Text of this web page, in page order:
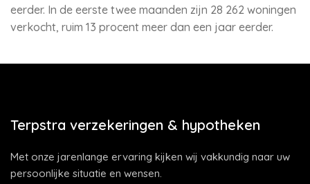
eerder. In de eerste twee maanden zijn 28 262 woningen
verkocht, ruim 13 procent meer dan een jaar eerder.
Terpstra verzekeringen & hypotheken
Met onze jarenlange ervaring kijken wij vakkundig naar uw
persoonlijke situatie en wensen.